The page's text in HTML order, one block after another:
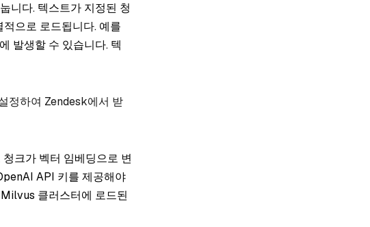
니다. 텍스트가 지정된 청
으로 로드됩니다. 예를
발생할 수 있습니다. 텍
정하여 Zendesk에서 받
크가 벡터 임베딩으로 변
API 키를 제공해야
클러스터에 로드된